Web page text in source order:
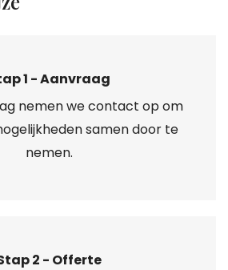
1 - Aanvraag
nemen we contact op om
samen door te
nemen.
2 - Offerte